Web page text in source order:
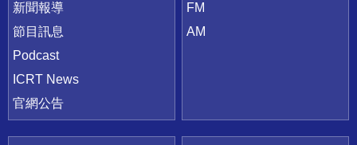
新聞報導
節目訊息
Podcast
ICRT News
官網公告
FM
AM